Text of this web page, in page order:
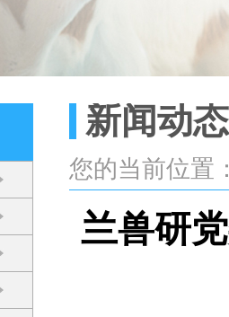
新闻动态
您的当前位置
兰兽研